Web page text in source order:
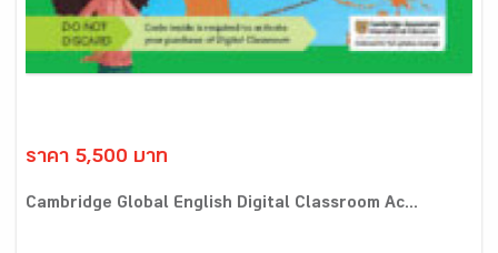
ราคา 5,500 บาท
Cambridge Global English Digital Classroom Ac...